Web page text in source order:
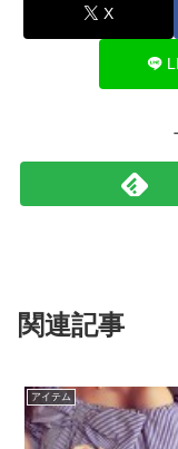
X
関連記事
アイテム